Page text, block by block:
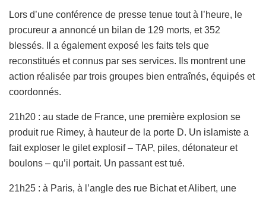
Lors d’une conférence de presse tenue tout à l’heure, le
procureur a annoncé un bilan de 129 morts, et 352
blessés. Il a également exposé les faits tels que
reconstitués et connus par ses services. Ils montrent une
action réalisée par trois groupes bien entraînés, équipés et
coordonnés.
21h20 : au stade de France, une première explosion se
produit rue Rimey, à hauteur de la porte D. Un islamiste a
fait exploser le gilet explosif – TAP, piles, détonateur et
boulons – qu’il portait. Un passant est tué.
21h25 : à Paris, à l’angle des rue Bichat et Alibert, une